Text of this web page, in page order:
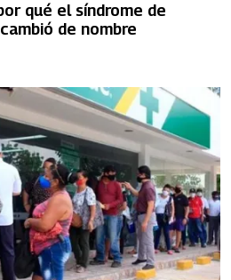
qué el síndrome de
de nombre